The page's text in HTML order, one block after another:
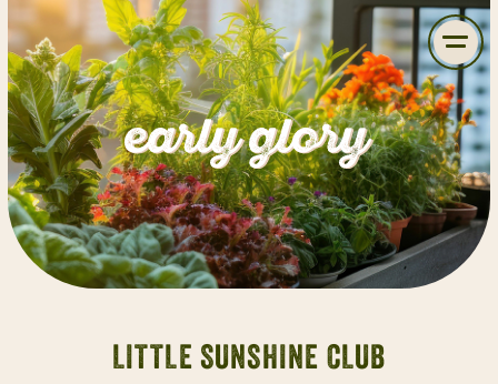
LITTLE SUNSHINE CLUB